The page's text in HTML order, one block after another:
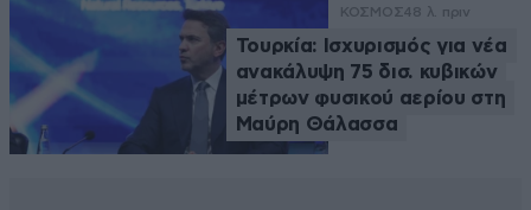
ΚΟΣΜΟΣ48 λ. πριν
Τουρκία: Ισχυρισμός για νέα
ανακάλυψη 75 δισ. κυβικών
μέτρων φυσικού αερίου στη
Μαύρη Θάλασσα